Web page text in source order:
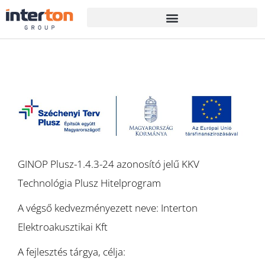
GINOP Plusz-1.4.3-24 azonosító jelű KKV
Technológia Plusz Hitelprogram
A végső kedvezményezett neve: Interton
Elektroakusztikai Kft
A fejlesztés tárgya, célja: